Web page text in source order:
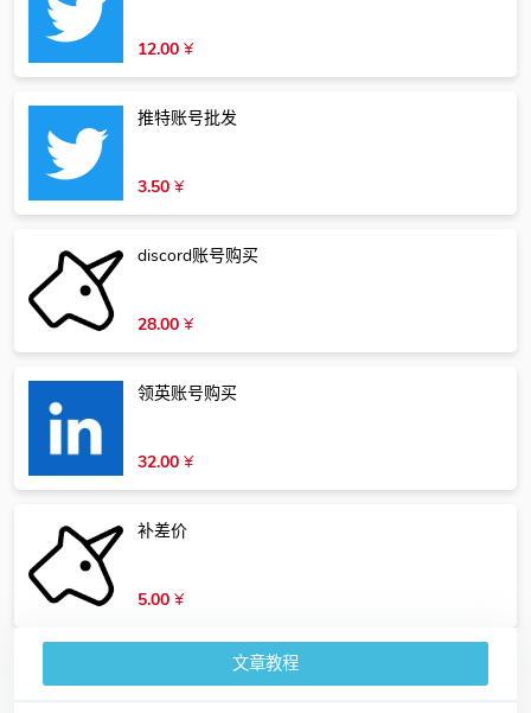
12.00 ¥
推特账号批发
3.50 ¥
discord账号购买
28.00 ¥
领英账号购买
32.00 ¥
补差价
5.00 ¥
文章教程